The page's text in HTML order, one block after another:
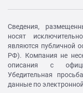
Сведения,
носят
являются публичной
РФ). Компания не
описания с
Убедительная
данные по